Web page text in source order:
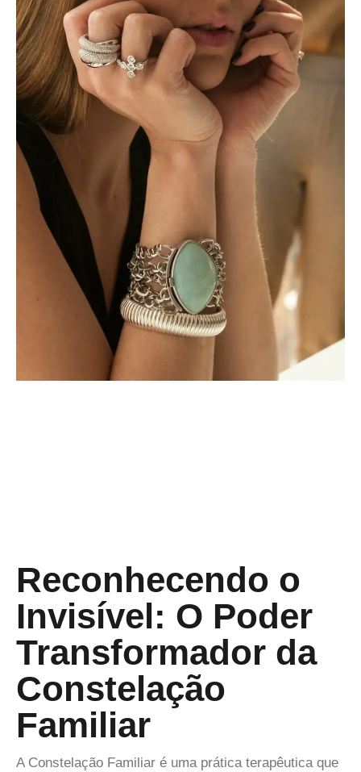
Reconhecendo o
Invisível: O Poder
Transformador da
Constelação
Familiar
A Constelação Familiar é uma prática terapêutica que